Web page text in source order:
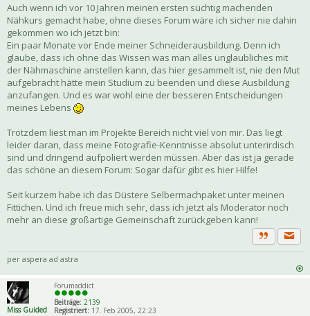
Auch wenn ich vor 10 Jahren meinen ersten süchtig machenden
Nähkurs gemacht habe, ohne dieses Forum wäre ich sicher nie dahin
gekommen wo ich jetzt bin:
Ein paar Monate vor Ende meiner Schneiderausbildung. Denn ich
glaube, dass ich ohne das Wissen was man alles unglaubliches mit
der Nähmaschine anstellen kann, das hier gesammelt ist, nie den Mut
aufgebracht hätte mein Studium zu beenden und diese Ausbildung
anzufangen. Und es war wohl eine der besseren Entscheidungen
meines Lebens
Trotzdem liest man im Projekte Bereich nicht viel von mir. Das liegt
leider daran, dass meine Fotografie-Kenntnisse absolut unterirdisch
sind und dringend aufpoliert werden müssen. Aber das ist ja gerade
das schöne an diesem Forum: Sogar dafür gibt es hier Hilfe!
Seit kurzem habe ich das Düstere Selbermachpaket unter meinen
Fittichen. Und ich freue mich sehr, dass ich jetzt als Moderator noch
mehr an diese großartige Gemeinschaft zurückgeben kann!
Zitat
per aspera ad astra
Miss Guided
Forumaddict
Beiträge: 2139
Registriert: 17. Feb 2005, 22:23